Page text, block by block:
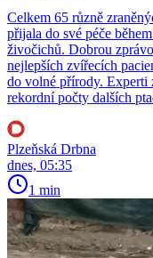
Celkem 65 různě
přijala do své péče
živočichů. Dobrou
nejlepších zvířecích
do volné přírody. Experti
rekordní počty dalších
Plzeňská Drbna
dnes, 05:35
1 min